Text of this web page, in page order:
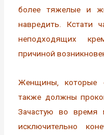
более тяжелые и
навредить. Кстати
неподходящих
причиной
Женщины, которые
также должны
Зачастую во время
исключительно